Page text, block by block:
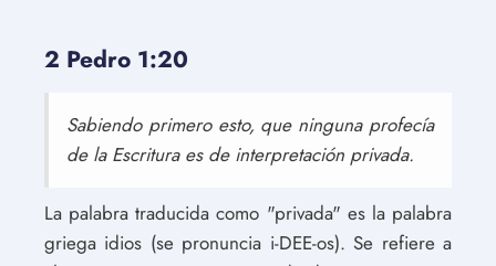
2 Pedro 1:20
Sabiendo primero esto, que ninguna profecía
de la Escritura es de interpretación privada.
La palabra traducida como "privada" es la palabra
griega idios (se pronuncia i-DEE-os). Se refiere a